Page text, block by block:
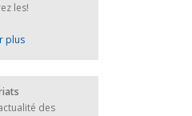
les!
plus
des